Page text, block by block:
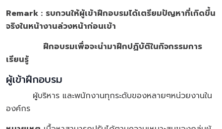
Remark : รบกวนให้ผู้เข้าฝึกอบรมได้เตรียมปัญหาที่เกิดขึ้น
จริงในหน้างานล่วงหน้าก่อนเข้า
ฝึกอบรมเพื่อจะนำมาฝึกปฏิบัติในกิจกรรมการ
เรียนรู้
ผู้เข้าฝึกอบรม
ผู้บริหาร และพนักงานทุกระดับของหลายๆหน่วยงานใน
องค์กร